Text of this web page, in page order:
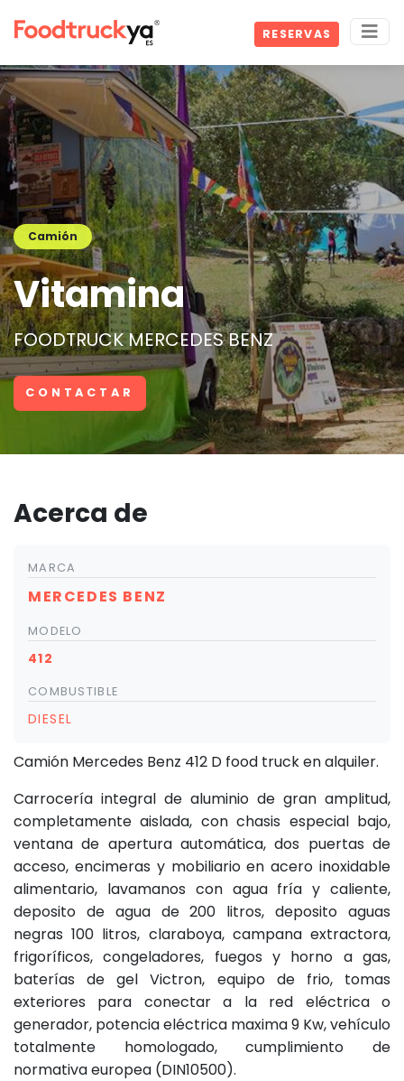
RESERVAS
Camión
Vitamina
FOODTRUCK MERCEDES BENZ
CONTACTAR
Acerca de
MARCA
MERCEDES BENZ
MODELO
412
COMBUSTIBLE
DIESEL
Camión Mercedes Benz 412 D food truck en alquiler.
Carrocería integral de aluminio de gran amplitud,
completamente aislada, con chasis especial bajo,
ventana de apertura automática, dos puertas de
acceso, encimeras y mobiliario en acero inoxidable
alimentario, lavamanos con agua fría y caliente,
deposito de agua de 200 litros, deposito aguas
negras 100 litros, claraboya, campana extractora,
frigoríficos, congeladores, fuegos y horno a gas,
baterías de gel Victron, equipo de frio, tomas
exteriores para conectar a la red eléctrica o
generador, potencia eléctrica maxima 9 Kw, vehículo
totalmente homologado, cumplimiento de
normativa europea (DIN10500).